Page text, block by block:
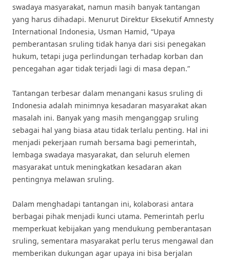
swadaya masyarakat, namun masih banyak tantangan
yang harus dihadapi. Menurut Direktur Eksekutif Amnesty
International Indonesia, Usman Hamid, “Upaya
pemberantasan sruling tidak hanya dari sisi penegakan
hukum, tetapi juga perlindungan terhadap korban dan
pencegahan agar tidak terjadi lagi di masa depan.”
Tantangan terbesar dalam menangani kasus sruling di
Indonesia adalah minimnya kesadaran masyarakat akan
masalah ini. Banyak yang masih menganggap sruling
sebagai hal yang biasa atau tidak terlalu penting. Hal ini
menjadi pekerjaan rumah bersama bagi pemerintah,
lembaga swadaya masyarakat, dan seluruh elemen
masyarakat untuk meningkatkan kesadaran akan
pentingnya melawan sruling.
Dalam menghadapi tantangan ini, kolaborasi antara
berbagai pihak menjadi kunci utama. Pemerintah perlu
memperkuat kebijakan yang mendukung pemberantasan
sruling, sementara masyarakat perlu terus mengawal dan
memberikan dukungan agar upaya ini bisa berjalan